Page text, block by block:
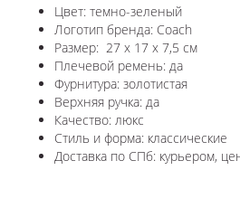
Цвет: темно-зеленый
Логотип бренда: Coach
Размер: 27 x 17 х 7,5 см
Плечевой ремень: да
Фурнитура: золотистая
Верхняя ручка: да
Качество: люкс
Стиль и форма: классические
Доставка по СПб: курьером,